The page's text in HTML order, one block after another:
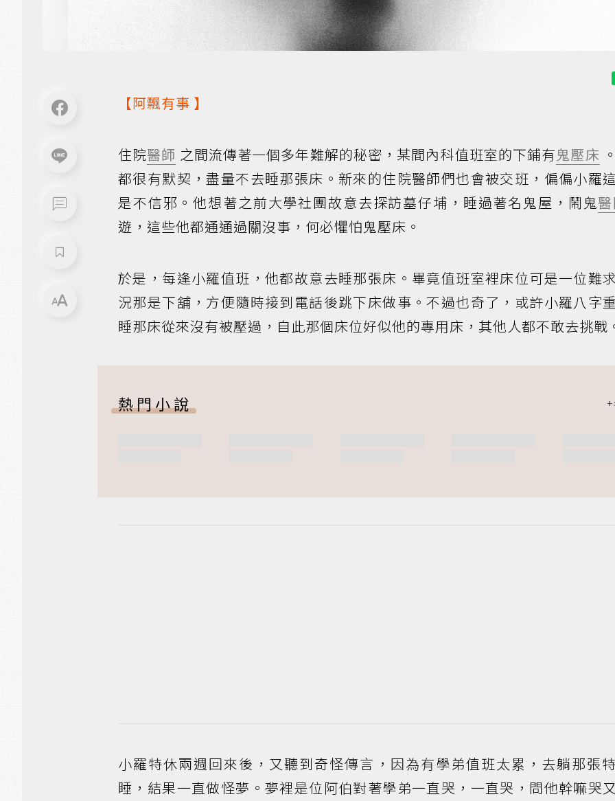
【阿飄有事 】
住院醫師 之間流傳著一個多年難解的秘密，某間內科值班室的下鋪有鬼壓床
都很有默契，盡量不去睡那張床。新來的住院醫師們也會被交班，偏偏小羅
是不信邪。他想著之前大學社團故意去探訪墓仔埔，睡過著名鬼屋，鬧鬼
遊，這些他都通通過關沒事，何必懼怕鬼壓床。
於是，每逢小羅值班，他都故意去睡那張床。畢竟值班室裡床位可是一位難
況那是下舖，方便隨時接到電話後跳下床做事。不過也奇了，或許小羅八字
睡那床從來沒有被壓過，自此那個床位好似他的專用床，其他人都不敢去挑戰
熱門小說
小羅特休兩週回來後，又聽到奇怪傳言，因為有學弟值班太累，去躺那張
睡，結果一直做怪夢。夢裡是位阿伯對著學弟一直哭，一直哭，問他幹嘛哭